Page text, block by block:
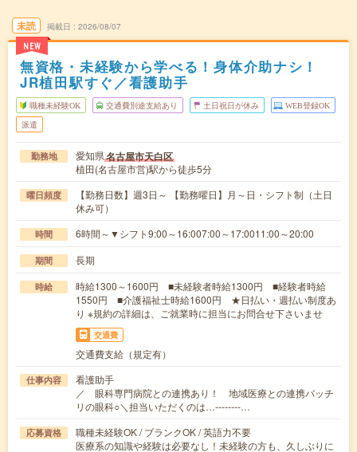
未読
NEW
掲載日 2026/08/07
無資格・未経験から学べる！身体介助ナシ！
JR植田駅すぐ／看護助手
職種未経験OK 交通費別途支給あり 土日祝日が休み WEB登録OK
派遣
勤務地 愛知県名古屋市天白区
植田(名古屋市営)駅から徒歩5分
曜日頻度
【勤務日数】週3日～ 【勤務曜日】月～日・シフト制（土日
休み可）
時間 6時間～▼シフト9:00～16:007:00～17:0011:00～20:00
期間 長期
時給
時給1300～1600円 ■未経験者時給1300円 ■経験者時給
1550円 ■介護福祉士時給1600円 ★日払い・週払い制度あ
り ※規約の詳細は、ご就業時に担当にお問合せ下さいませ
交通費
交通費支給（規定有）
仕事内容
看護助手
／ 眼科専門病院との連携あり！ 地域医療との連携バッチ
リの眼科○＼担当いただくのは…--------…
応募資格
職種未経験OK / ブランクOK / 英語力不要
医療系の知識や経験は必要なし！未経験の方も、久しぶりに